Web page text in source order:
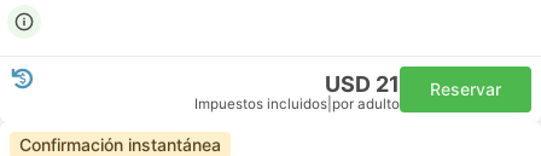
USD 21
Impuestos incluidos por adulto
Reservar
Confirmación instantánea